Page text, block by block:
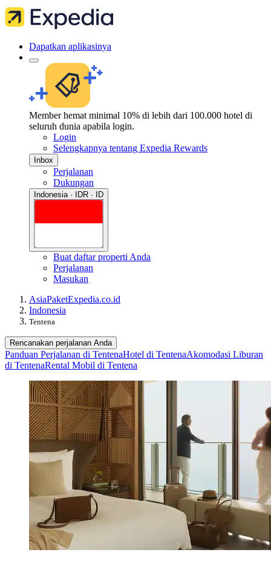
Dapatkan aplikasinya
Member hemat minimal 10% di lebih dari 100.000 hotel di
seluruh dunia apabila login.
Login
Selengkapnya tentang Expedia Rewards
Inbox
Perjalanan
Dukungan
Indonesia · IDR · ID
Buat daftar properti Anda
Perjalanan
Masukan
AsiaPaketExpedia.co.id
Indonesia
Tentena
Rencanakan perjalanan Anda
Panduan Perjalanan di TentenaHotel di TentenaAkomodasi Liburan
di TentenaRental Mobil di Tentena